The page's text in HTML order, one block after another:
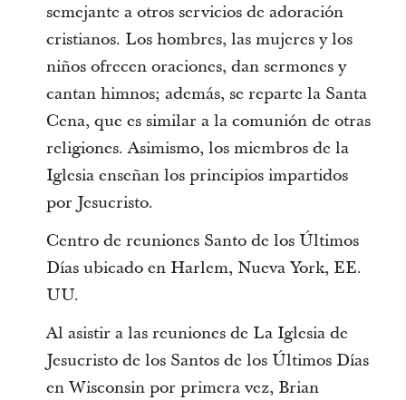
semejante a otros servicios de adoración
cristianos. Los hombres, las mujeres y los
niños ofrecen oraciones, dan sermones y
cantan himnos; además, se reparte la Santa
Cena, que es similar a la comunión de otras
religiones. Asimismo, los miembros de la
Iglesia enseñan los principios impartidos
por Jesucristo.
Centro de reuniones Santo de los Últimos
Días ubicado en Harlem, Nueva York, EE.
UU.
Al asistir a las reuniones de La Iglesia de
Jesucristo de los Santos de los Últimos Días
en Wisconsin por primera vez, Brian